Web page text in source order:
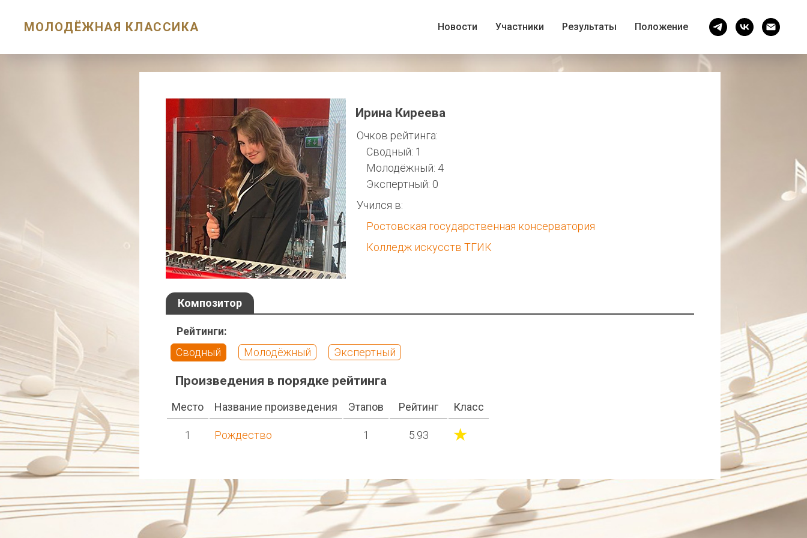
МОЛОДЁЖНАЯ КЛАССИКА Новости Участники Результаты Положение
Ирина Киреева
Очков рейтинга:
Сводный: 1
Молодёжный: 4
Экспертный: 0
Учился в:
Ростовская государственная консерватория
Колледж искусств ТГИК
Композитор
Рейтинги:
Сводный
Молодёжный Экспертный
Произведения в порядке рейтинга
Место Название произведения Этапов Рейтинг Класс
1 Рождество 1 5.93 ★